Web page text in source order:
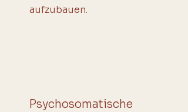
aufzubauen.
Psychosomatische